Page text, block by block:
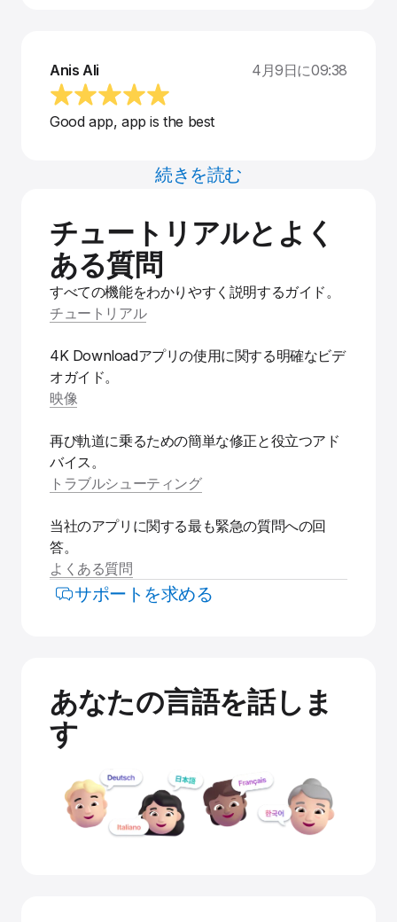
Anis Ali 4月9日に09:38
Good app, app is the best
続きを読む
チュートリアルとよく
ある質問
すべての機能をわかりやすく説明するガイド。
チュートリアル
4K Downloadアプリの使用に関する明確なビデ
オガイド。
映像
再び軌道に乗るための簡単な修正と役立つアド
バイス。
トラブルシューティング
当社のアプリに関する最も緊急の質問への回
答。
よくある質問
サポートを求める
あなたの言語を話しま
す